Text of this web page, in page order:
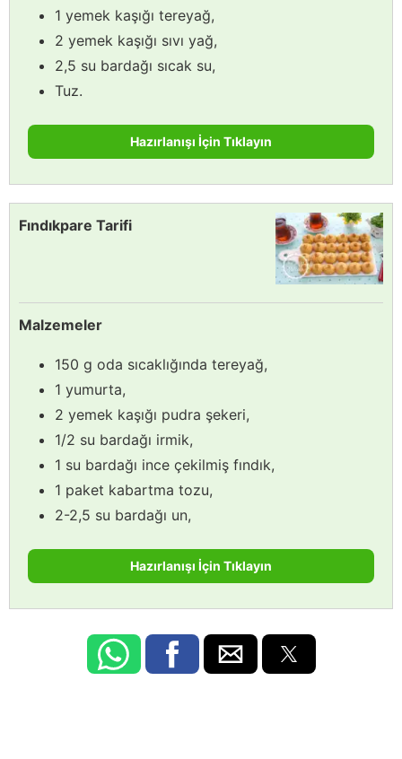
1 yemek kaşığı tereyağ,
2 yemek kaşığı sıvı yağ,
2,5 su bardağı sıcak su,
Tuz.
Hazırlanışı İçin Tıklayın
Fındıkpare Tarifi
Malzemeler
150 g oda sıcaklığında tereyağ,
1 yumurta,
2 yemek kaşığı pudra şekeri,
1/2 su bardağı irmik,
1 su bardağı ince çekilmiş fındık,
1 paket kabartma tozu,
2-2,5 su bardağı un,
Hazırlanışı İçin Tıklayın